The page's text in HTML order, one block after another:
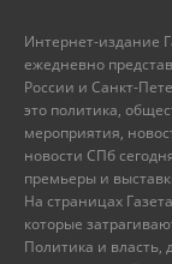
Интернет-издание
ежедневно
России и Санкт-
это политика,
мероприятия,
новости СПб
премьеры и
На страницах
которые
Политика и власть,